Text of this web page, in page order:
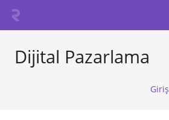
Dijital Pazarlama
Giriş